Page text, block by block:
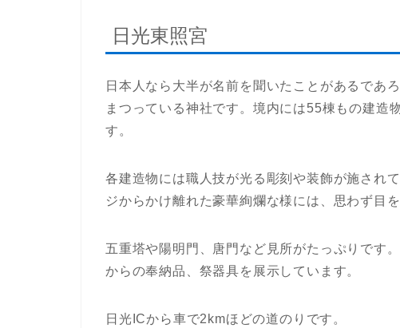
日光東照宮
日本人なら大半が名前を聞いたことがあるであ
まつっている神社です。境内には55棟もの建造
す。
各建造物には職人技が光る彫刻や装飾が施され
ジからかけ離れた豪華絢爛な様には、思わず目
五重塔や陽明門、唐門など見所がたっぷりです
からの奉納品、祭器具を展示しています。
日光ICから車で2kmほどの道のりです。